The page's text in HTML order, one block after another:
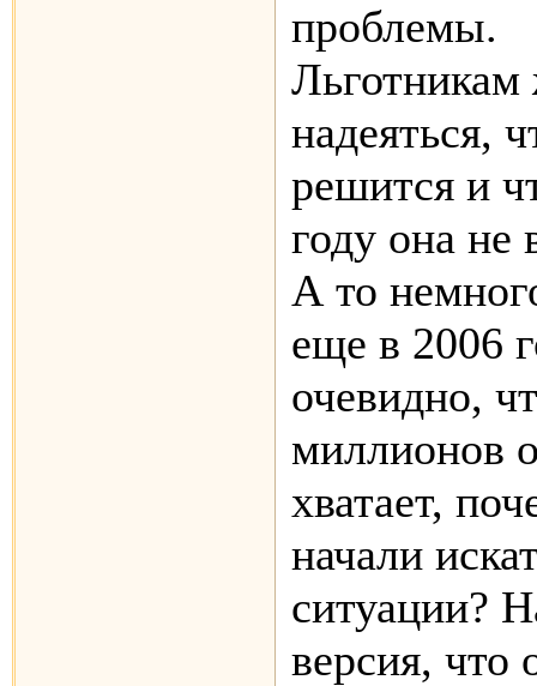
проблемы.
Льготникам
надеяться,
решится и
году она не
А то
еще в 2006
очевидно,
миллионов
хватает,
начали
ситуации?
версия, что